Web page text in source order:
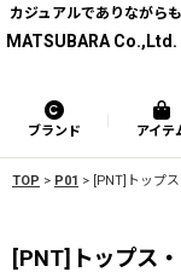
カジュアルでありながら
MATSUBARA Co.,Ltd.
ブランド アイテ
TOP > P01 > [PNT]トップ
[PNT]トップス